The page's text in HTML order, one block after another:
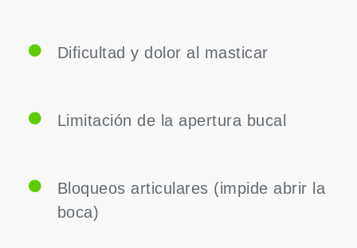
Dificultad y dolor al masticar
Limitación de la apertura bucal
Bloqueos articulares (impide abrir la
boca)